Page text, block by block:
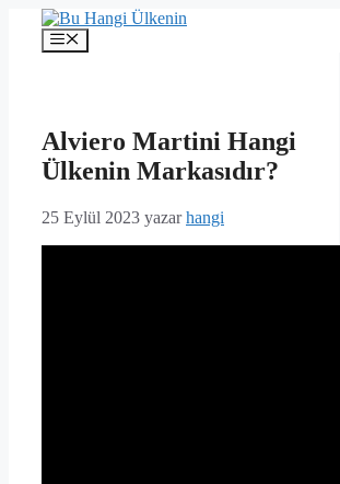
İçeriğe
Menü
Alviero Martini Hangi
Ülkenin Markasıdır?
25 Eylül 2023 yazarhangi